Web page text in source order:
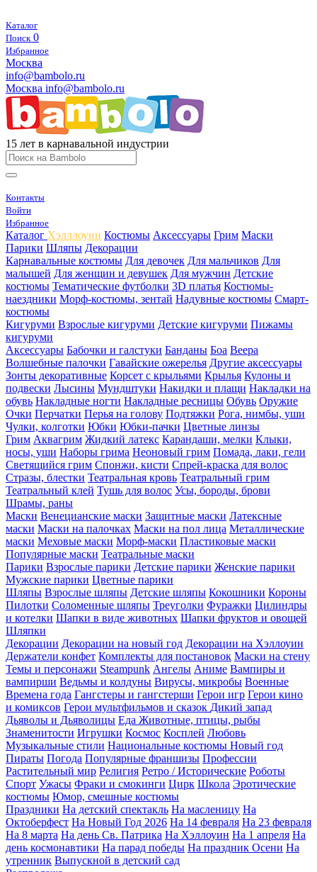
Каталог
Поиск 0
Избранное
Москва
info@bambolo.ru
Москва info@bambolo.ru
15 лет в карнавальной индустрии
Контакты
Войти
Избранное
Каталог Хэлллоуин Костюмы Аксессуары Грим Маски
Парики Шляпы Декорации
Карнавальные костюмы Для девочек Для мальчиков Для
малышей Для женщин и девушек Для мужчин Детские
костюмы Тематические футболки 3D платья Костюмы-
наездники Морф-костюмы, зентай Надувные костюмы Смарт-
костюмы
Кигуруми Взрослые кигуруми Детские кигуруми Пижамы
кигуруми
Аксессуары Бабочки и галстуки Банданы Боа Веера
Волшебные палочки Гавайские ожерелья Другие аксессуары
Зонты декоративные Корсет с крыльями Крылья Кулоны и
подвески Лысины Мундштуки Накидки и плащи Накладки на
обувь Накладные ногти Накладные ресницы Обувь Оружие
Очки Перчатки Перья на голову Подтяжки Рога, нимбы, уши
Чулки, колготки Юбки Юбки-пачки Цветные линзы
Грим Аквагрим Жидкий латекс Карандаши, мелки Клыки,
носы, уши Наборы грима Неоновый грим Помада, лаки, гели
Светящийся грим Спонжи, кисти Спрей-краска для волос
Стразы, блестки Театральная кровь Театральный грим
Театральный клей Тушь для волос Усы, бороды, брови
Шрамы, раны
Маски Венецианские маски Защитные маски Латексные
маски Маски на палочках Маски на пол лица Металлические
маски Меховые маски Морф-маски Пластиковые маски
Популярные маски Театральные маски
Парики Взрослые парики Детские парики Женские парики
Мужские парики Цветные парики
Шляпы Взрослые шляпы Детские шляпы Кокошники Короны
Пилотки Соломенные шляпы Треуголки Фуражки Цилиндры
и котелки Шапки в виде животных Шапки фруктов и овощей
Шляпки
Декорации Декорации на новый год Декорации на Хэллоуин
Держатели конфет Комплекты для постановок Маски на стену
Темы и персонажи Steampunk Ангелы Аниме Вампиры и
вампирши Ведьмы и колдуны Вирусы, микробы Военные
Времена года Гангстеры и гангстерши Герои игр Герои кино
и комиксов Герои мультфильмов и сказок Дикий запад
Дьяволы и Дьяволицы Еда Животные, птицы, рыбы
Знаменитости Игрушки Космос Косплей Любовь
Музыкальные стили Национальные костюмы Новый год
Пираты Погода Популярные франшизы Профессии
Растительный мир Религия Ретро / Исторические Роботы
Спорт Ужасы Фраки и смокинги Цирк Школа Эротические
костюмы Юмор, смешные костюмы
Праздники На детский спектакль На масленицу На
Октоберфест На Новый Год 2026 На 14 февраля На 23 февраля
На 8 марта На день Св. Патрика На Хэллоуин На 1 апреля На
день космонавтики На парад победы На праздник Осени На
утренник Выпускной в детский сад